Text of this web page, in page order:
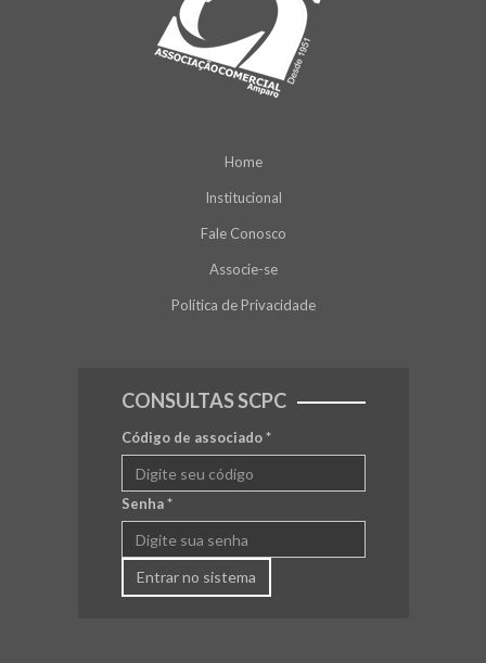
Home
Institucional
Fale Conosco
Associe-se
Política de Privacidade
CONSULTAS SCPC
Código de associado*
Senha*
Entrar no sistema